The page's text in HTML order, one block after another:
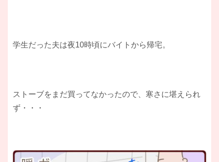
学生だった夫は夜10時頃にバイトから帰宅。
ストーブをまだ買ってなかったので、寒さに堪えられ
ず・・・